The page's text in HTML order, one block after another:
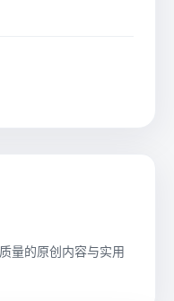
量的原创内容与实用